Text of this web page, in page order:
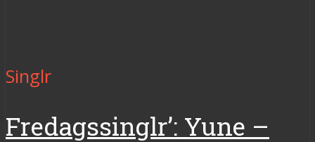
Singlr
Fredagssinglr’: Yune –